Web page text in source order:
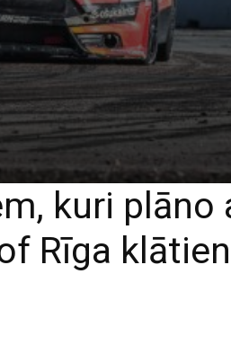
kuri plāno
Rīga